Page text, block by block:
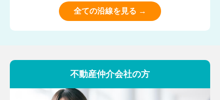
全ての沿線を見る →
不動産仲介会社の方